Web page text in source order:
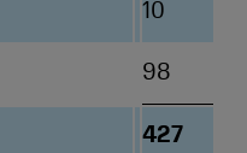
10
98
427